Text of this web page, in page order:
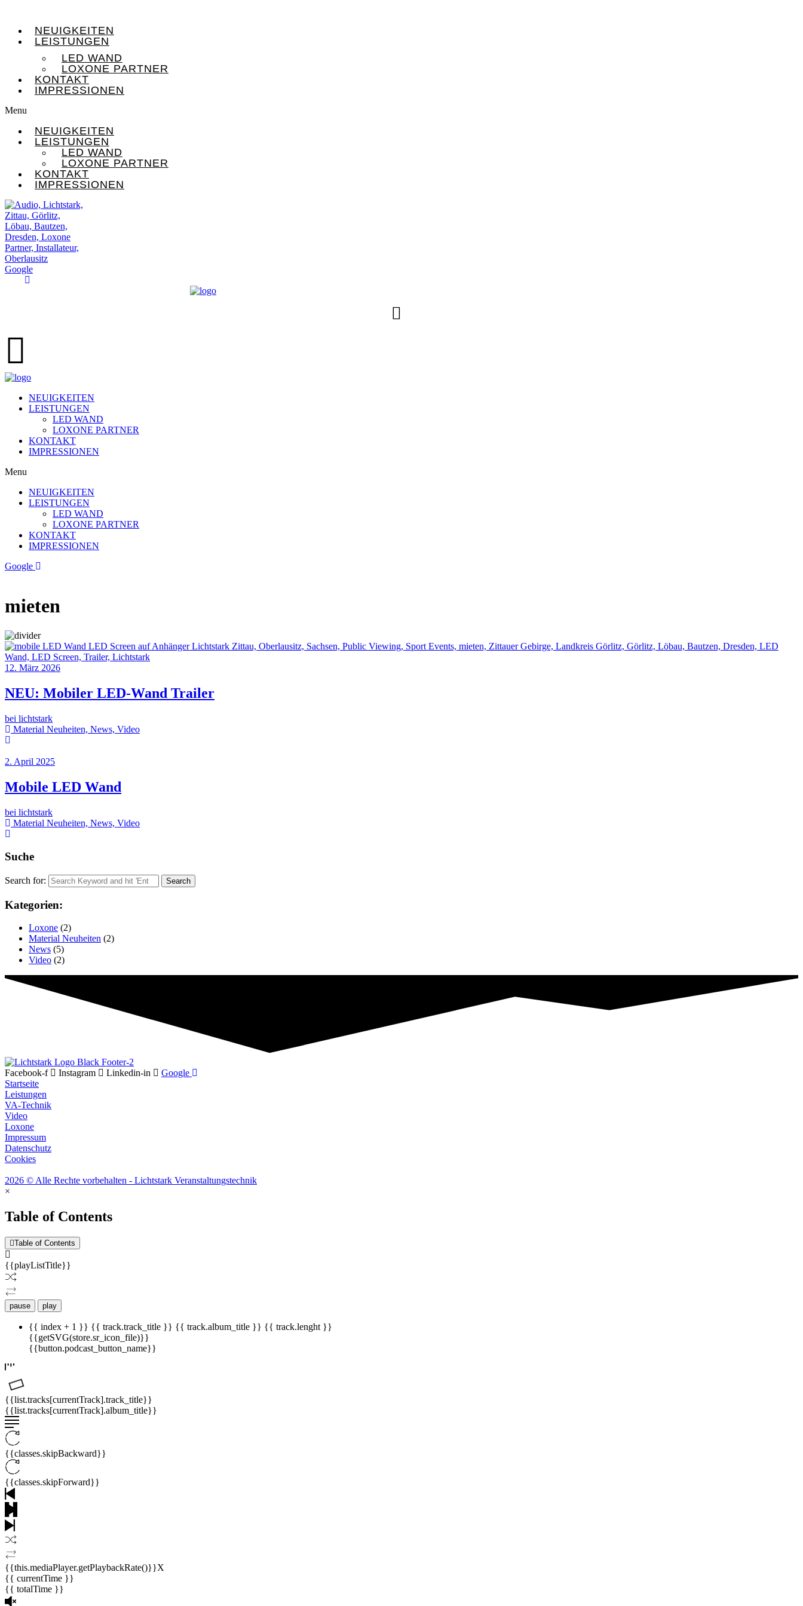
NEUIGKEITEN
LEISTUNGEN
LED WAND
LOXONE PARTNER
KONTAKT
IMPRESSIONEN
Menu
NEUIGKEITEN
LEISTUNGEN
LED WAND
LOXONE PARTNER
KONTAKT
IMPRESSIONEN
Google
NEUIGKEITEN
LEISTUNGEN
LED WAND
LOXONE PARTNER
KONTAKT
IMPRESSIONEN
Menu
NEUIGKEITEN
LEISTUNGEN
LED WAND
LOXONE PARTNER
KONTAKT
IMPRESSIONEN
Google
mieten
12. März 2026
NEU: Mobiler LED-Wand Trailer
bei lichtstark
Material Neuheiten, News, Video
2. April 2025
Mobile LED Wand
bei lichtstark
Material Neuheiten, News, Video
Suche
Search for:
Kategorien:
Loxone (2)
Material Neuheiten (2)
News (5)
Video (2)
Facebook-f Instagram Linkedin-in
Google
Startseite
Leistungen
VA-Technik
Video
Loxone
Impressum
Datenschutz
Cookies
2026 © Alle Rechte vorbehalten - Lichtstark Veranstaltungstechnik
×
Table of Contents
Table of Contents
{{playListTitle}}
pause play
{{ index + 1 }} {{ track.track_title }} {{ track.album_title }} {{ track.lenght }}
{{getSVG(store.sr_icon_file)}}
{{button.podcast_button_name}}
{{list.tracks[currentTrack].track_title}}
{{list.tracks[currentTrack].album_title}}
{{classes.skipBackward}}
{{classes.skipForward}}
{{this.mediaPlayer.getPlaybackRate()}}X
{{ currentTime }}
{{ totalTime }}